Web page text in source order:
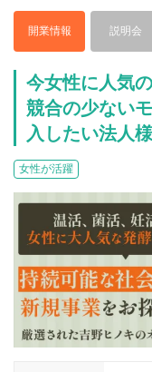
サービス業
無店舗系
小売業
介護・福祉業
美容・健康業
海外FC本部
インターン独立・
1円〜100万円
101万円～300万円
301万円～500万円
501万円～1000万円
1001万円以上
エリア
北海道
東北
甲信越・北陸
関東
東海
近畿
四国
中国
ランキング
総合ランキング
介護
塾
飲食
リペアクリーニン
100万以下で開業
夫婦で開業
説明会
イベント
お役立ち情報コラム
会員登録
開業情報 説明会
今女性に人気
競合の少ない
入したい法人
女性が活躍